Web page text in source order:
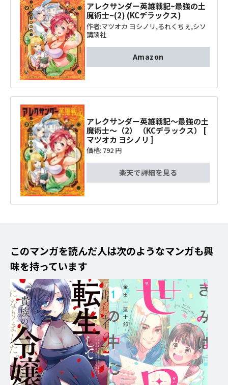
アレクサンダー英雄戦記~最強の土
魔術士~(2) (KCデラックス)
作者:マツオカ ヨシノリ,るれくちぇ ,シソ
講談社
Amazon
アレクサンダー英雄戦記～最強の土
魔術士～（2） （KCデラックス） [
マツオカ ヨシノリ ]
価格: 792 円
楽天で詳細を見る
このマンガを読んだ人は次のようなマンガも興
味を持っています